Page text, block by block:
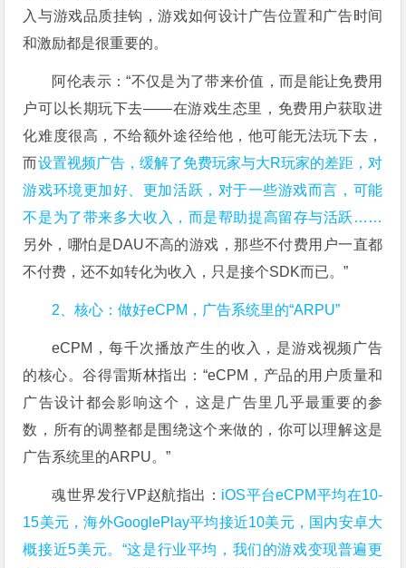
入与游戏品质挂钩，游戏如何设计广告位置和广告时间
和激励都是很重要的。
阿伦表示：“不仅是为了带来价值，而是能让免费用
户可以长期玩下去——在游戏生态里，免费用户获取进
化难度很高，不给额外途径给他，他可能无法玩下去，
而设置视频广告，缓解了免费玩家与大R玩家的差距，对
游戏环境更加好、更加活跃，对于一些游戏而言，可能
不是为了带来多大收入，而是帮助提高留存与活跃……
另外，哪怕是DAU不高的游戏，那些不付费用户一直都
不付费，还不如转化为收入，只是接个SDK而已。”
2、核心：做好eCPM，广告系统里的“ARPU”
eCPM，每千次播放产生的收入，是游戏视频广告
的核心。谷得雷斯林指出：“eCPM，产品的用户质量和
广告设计都会影响这个，这是广告里几乎最重要的参
数，所有的调整都是围绕这个来做的，你可以理解这是
广告系统里的ARPU。”
魂世界发行VP赵航指出： iOS平台eCPM平均在10-
15美元，海外GooglePlay平均接近10美元，国内安卓大
概接近5美元。“这是行业平均，我们的游戏变现普遍更